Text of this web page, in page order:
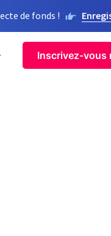
de fonds !
Inscrivez-vous